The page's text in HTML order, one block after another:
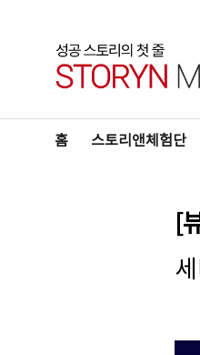
홈 스토리앤체험단
[